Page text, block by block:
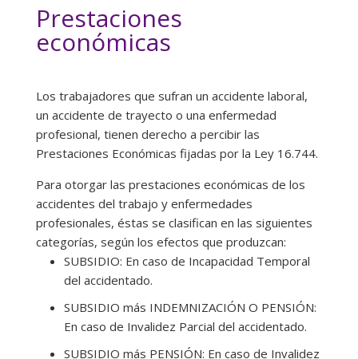
Prestaciones
económicas
Los trabajadores que sufran un accidente laboral,
un accidente de trayecto o una enfermedad
profesional, tienen derecho a percibir las
Prestaciones Económicas fijadas por la Ley 16.744.
Para otorgar las prestaciones económicas de los
accidentes del trabajo y enfermedades
profesionales, éstas se clasifican en las siguientes
categorías, según los efectos que produzcan:
SUBSIDIO: En caso de Incapacidad Temporal
del accidentado.
SUBSIDIO más INDEMNIZACIÓN O PENSIÓN:
En caso de Invalidez Parcial del accidentado.
SUBSIDIO más PENSIÓN: En caso de Invalidez